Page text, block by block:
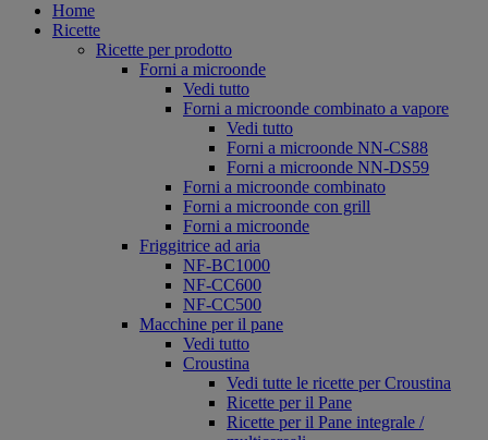
Home
Ricette
Ricette per prodotto
Forni a microonde
Vedi tutto
Forni a microonde combinato a vapore
Vedi tutto
Forni a microonde NN-CS88
Forni a microonde NN-DS59
Forni a microonde combinato
Forni a microonde con grill
Forni a microonde
Friggitrice ad aria
NF-BC1000
NF-CC600
NF-CC500
Macchine per il pane
Vedi tutto
Croustina
Vedi tutte le ricette per Croustina
Ricette per il Pane
Ricette per il Pane integrale /